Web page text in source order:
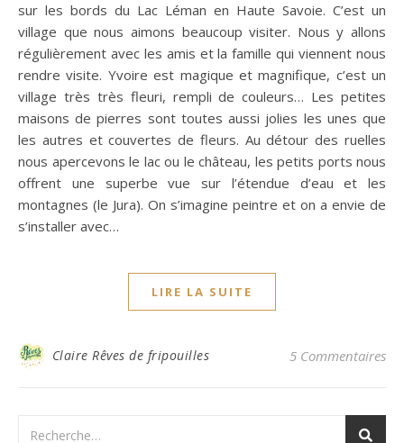
sur les bords du Lac Léman en Haute Savoie. C’est un
village que nous aimons beaucoup visiter. Nous y allons
régulièrement avec les amis et la famille qui viennent nous
rendre visite. Yvoire est magique et magnifique, c’est un
village très très fleuri, rempli de couleurs… Les petites
maisons de pierres sont toutes aussi jolies les unes que
les autres et couvertes de fleurs. Au détour des ruelles
nous apercevons le lac ou le château, les petits ports nous
offrent une superbe vue sur l’étendue d’eau et les
montagnes (le Jura). On s’imagine peintre et on a envie de
s’installer avec…
LIRE LA SUITE
Claire Rêves de fripouilles 5 Commentaires